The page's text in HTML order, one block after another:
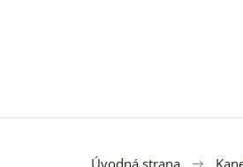
Úvodná strana